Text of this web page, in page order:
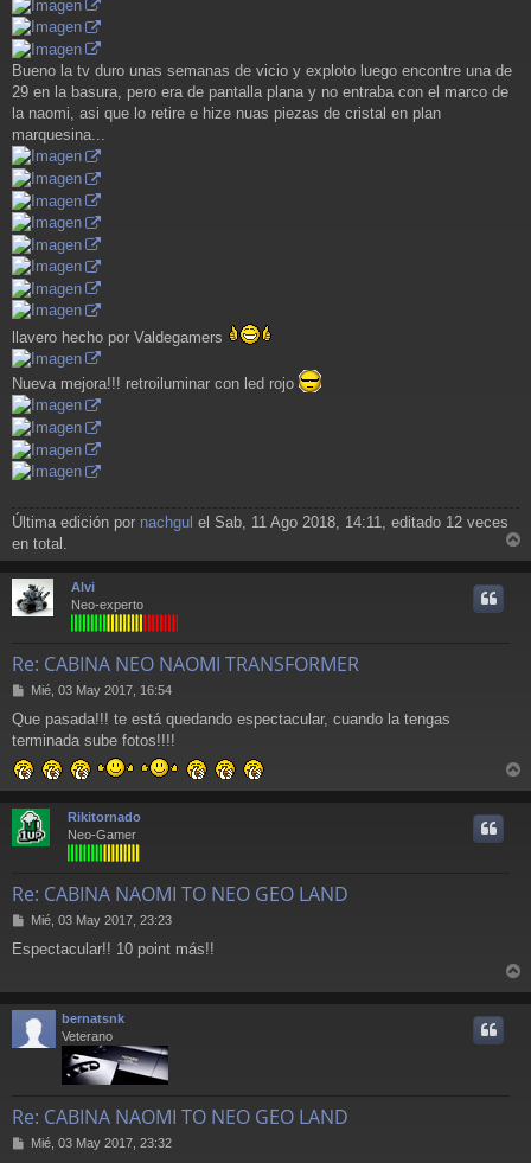
Bueno la tv duro unas semanas de vicio y exploto luego encontre una de
29 en la basura, pero era de pantalla plana y no entraba con el marco de
la naomi, asi que lo retire e hize nuas piezas de cristal en plan
marquesina...
llavero hecho por Valdegamers
Nueva mejora!!! retroiluminar con led rojo
Última edición por nachgul el Sab, 11 Ago 2018, 14:11, editado 12 veces
en total.
r
Alvi
Neo-experto
Re: CABINA NEO NAOMI TRANSFORMER
M
n
s
a
j
e
Mié, 03 May 2017, 16:54
Que pasada!!! te está quedando espectacular, cuando la tengas
terminada sube fotos!!!!
r
Rikitornado
Neo-Gamer
Re: CABINA NAOMI TO NEO GEO LAND
M
n
a
j
e
Mié, 03 May 2017, 23:23
Espectacular!! 10 point más!!
r
bernatsnk
Veterano
Re: CABINA NAOMI TO NEO GEO LAND
MMié, 03 May 2017, 23:32